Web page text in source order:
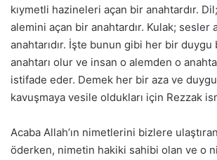
kıymetli hazineleri açan bir anahtardır.
alemini açan bir anahtardır. Kulak; sesler
anahtarıdır. İşte bunun gibi her bir
anahtarı olur ve insan o alemden o
istifade eder. Demek her bir aza ve
kavuşmaya vesile oldukları için Rezzak
Acaba Allah’ın nimetlerini bizlere
öderken, nimetin hakiki sahibi olan ve o